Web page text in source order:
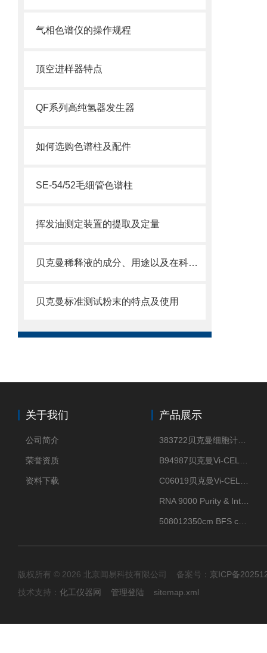
气相色谱仪的操作规程
顶空进样器特点
QF系列高纯氢器发生器
如何选购色谱柱及配件
SE-54/52毛细管色谱柱
挥发油测定装置的提取及定量
贝克曼稀释液的成分、用途以及在科学研究中的重要性
贝克曼标准测试粉末的特点及使用
关于我们
公司简介
荣誉资质
资料下载
产品展示
版权所有 © 2026 北京闻易科技有限公司 备案号： 京ICP备
技术支持： 化工仪器网 管理登陆 sitemap.xml